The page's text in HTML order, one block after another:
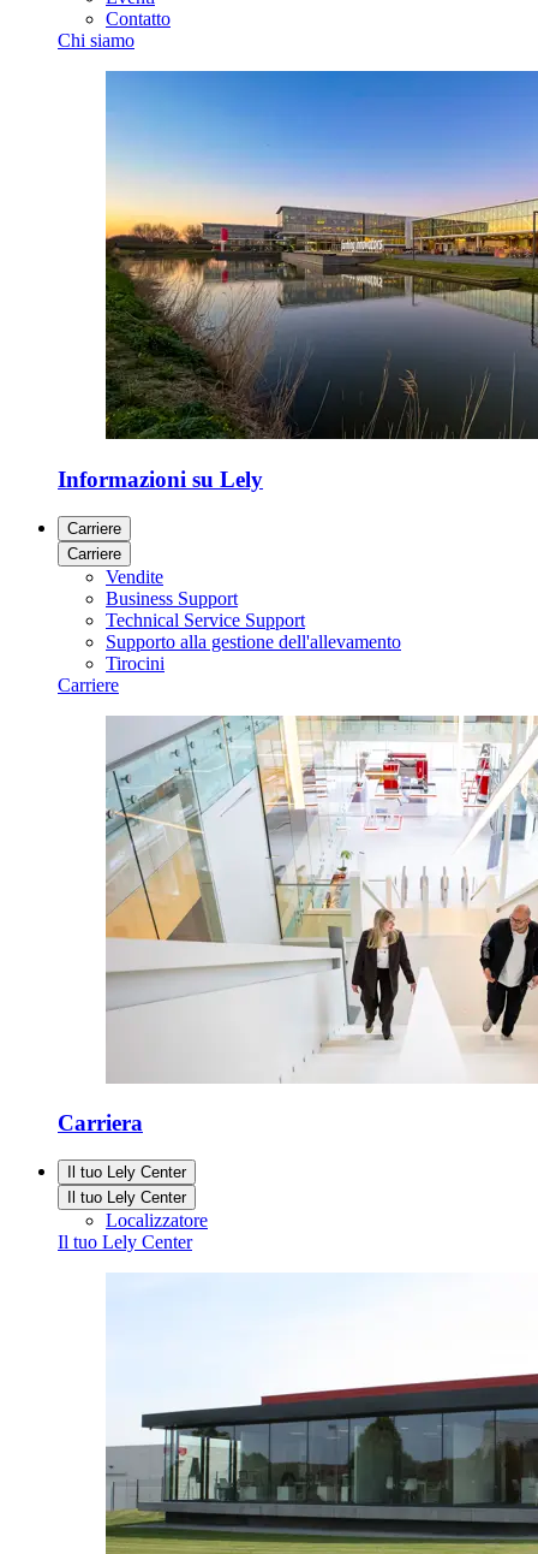
Contatto
Chi siamo
Informazioni su Lely
Carriere
Carriere
Vendite
Business Support
Technical Service Support
Supporto alla gestione dell'allevamento
Tirocini
Carriere
Carriera
Il tuo Lely Center
Il tuo Lely Center
Localizzatore
Il tuo Lely Center